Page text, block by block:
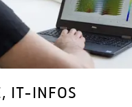
IT-INFOS